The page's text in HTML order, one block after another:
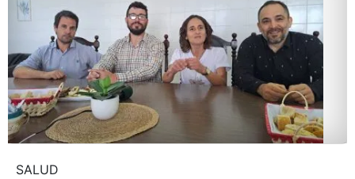
SALUD